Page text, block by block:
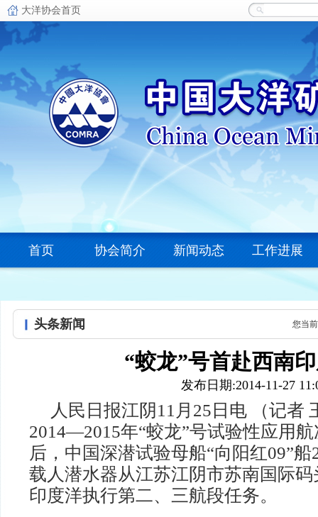
首页 协会简介 新闻动态 工作进展
头条新闻 您当
“蛟龙”号首赴西南
发布日期:2014-11-27
人民日报江阴11月25日电 （记者
2014—2015年“蛟龙”号试验性应用
后，中国深潜试验母船“向阳红09”
载人潜水器从江苏江阴市苏南国际
印度洋执行第二、三航段任务。